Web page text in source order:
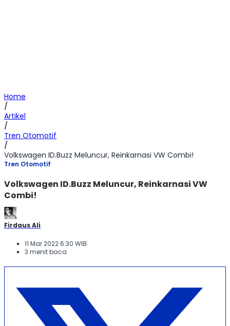
Home
/
Artikel
/
Tren Otomotif
/
Volkswagen ID.Buzz Meluncur, Reinkarnasi VW Combi!
Tren Otomotif
Volkswagen ID.Buzz Meluncur, Reinkarnasi VW
Combi!
Firdaus Ali
11 Mar 2022 6:30 WIB
3 menit baca